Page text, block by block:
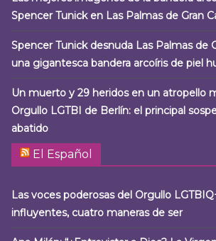
Spencer Tunick en Las Palmas de Gran
Spencer Tunick desnuda Las Palmas de
una gigantesca bandera arcoíris de piel
Un muerto y 29 heridos en un atropello
Orgullo LGTBI de Berlín: el principal
abatido
El Español
Las voces poderosas del Orgullo
influyentes, cuatro maneras de ser